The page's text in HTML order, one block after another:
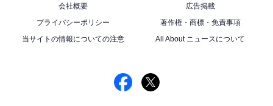
会社概要
広告掲載
プライバシーポリシー
著作権・商標・免責事項
当サイトの情報についての注意
All About ニュースについて